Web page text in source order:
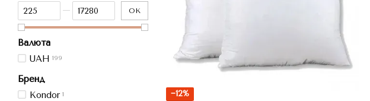
−12%
От Цена, грн
До Цена, грн OK
Валюта
UAH 199
Бренд
Kondor 1